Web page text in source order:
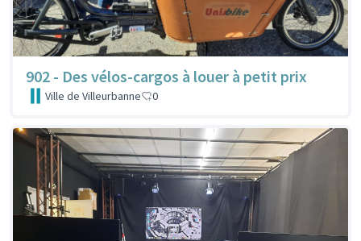
902 - Des vélos-cargos à louer à petit prix
Ville de Villeurbanne 0